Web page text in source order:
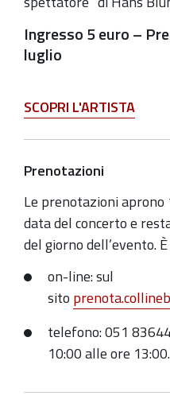
Ingresso 5 euro –
luglio
SCOPRI L'ARTISTA
Prenotazioni
Le prenotazioni
data del concerto e
del giorno dell’evento.
on-line: sul
sito
telefono: 051
10:00 alle ore 13:00.